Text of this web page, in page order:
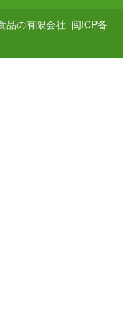
品の有限会社 闽ICP备